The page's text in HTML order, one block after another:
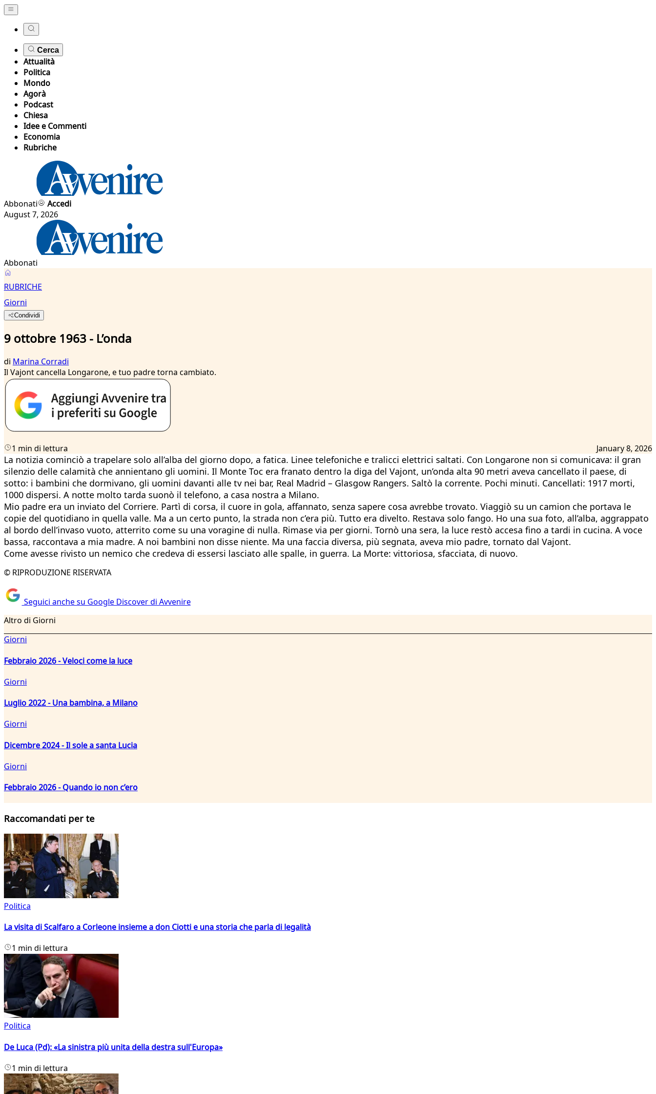
Cerca
Attualità
Politica
Mondo
Agorà
Podcast
Chiesa
Idee e Commenti
Economia
Rubriche
Abbonati
Accedi
August 7, 2026
Abbonati
RUBRICHE
Giorni
Condividi
9 ottobre 1963 - L’onda
di Marina Corradi
Il Vajont cancella Longarone, e tuo padre torna cambiato.
1 min di lettura January 8, 2026
La notizia cominciò a trapelare solo all’alba del giorno dopo, a fatica. Linee telefoniche e tralicci elettrici saltati. Con Longarone non si comunicava: il gran
silenzio delle calamità che annientano gli uomini. Il Monte Toc era franato dentro la diga del Vajont, un’onda alta 90 metri aveva cancellato il paese, di
sotto: i bambini che dormivano, gli uomini davanti alle tv nei bar, Real Madrid – Glasgow Rangers. Saltò la corrente. Pochi minuti. Cancellati: 1917 morti,
1000 dispersi. A notte molto tarda suonò il telefono, a casa nostra a Milano.
Mio padre era un inviato del Corriere. Partì di corsa, il cuore in gola, affannato, senza sapere cosa avrebbe trovato. Viaggiò su un camion che portava le
copie del quotidiano in quella valle. Ma a un certo punto, la strada non c’era più. Tutto era divelto. Restava solo fango. Ho una sua foto, all’alba, aggrappato
al bordo dell’invaso vuoto, atterrito come su una voragine di nulla. Rimase via per giorni. Tornò una sera, la luce restò accesa fino a tardi in cucina. A voce
bassa, raccontava a mia madre. A noi bambini non disse niente. Ma una faccia diversa, più segnata, aveva mio padre, tornato dal Vajont.
Come avesse rivisto un nemico che credeva di essersi lasciato alle spalle, in guerra. La Morte: vittoriosa, sfacciata, di nuovo.
© RIPRODUZIONE RISERVATA
Seguici anche su Google Discover di Avvenire
Altro di Giorni
Giorni
Febbraio 2026 - Veloci come la luce
Giorni
Luglio 2022 - Una bambina, a Milano
Giorni
Dicembre 2024 - Il sole a santa Lucia
Giorni
Febbraio 2026 - Quando io non c’ero
Raccomandati per te
Politica
La visita di Scalfaro a Corleone insieme a don Ciotti e una storia che parla di legalità
1 min di lettura
Politica
De Luca (Pd): «La sinistra più unita della destra sull'Europa»
1 min di lettura